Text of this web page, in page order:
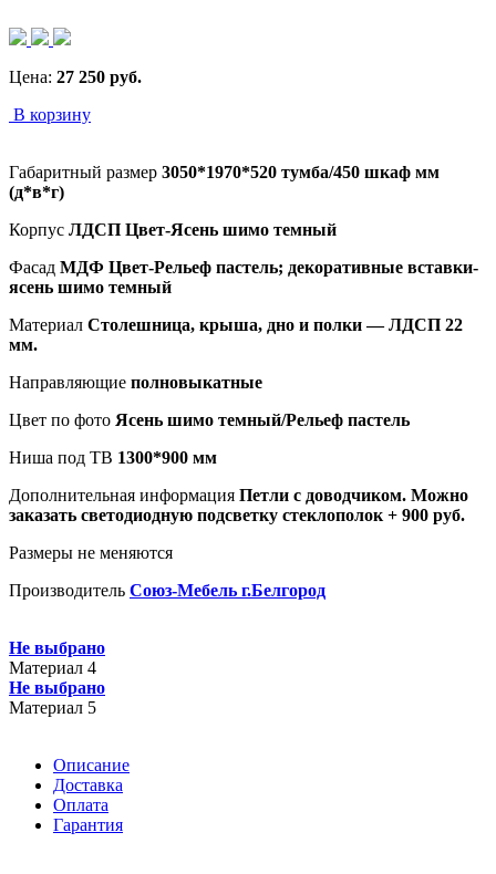
Цена: 27 250 руб.
В корзину
Габаритный размер 3050*1970*520 тумба/450 шкаф мм
(д*в*г)
Корпус ЛДСП Цвет-Ясень шимо темный
Фасад МДФ Цвет-Рельеф пастель; декоративные вставки-
ясень шимо темный
Материал Столешница, крыша, дно и полки — ЛДСП 22
мм.
Направляющие полновыкатные
Цвет по фото Ясень шимо темный/Рельеф пастель
Ниша под ТВ 1300*900 мм
Дополнительная информация Петли с доводчиком. Можно
заказать светодиодную подсветку стеклополок + 900 руб.
Размеры не меняются
Производитель Союз-Мебель г.Белгород
Не выбрано
Материал 4
Не выбрано
Материал 5
Описание
Доставка
Оплата
Гарантия